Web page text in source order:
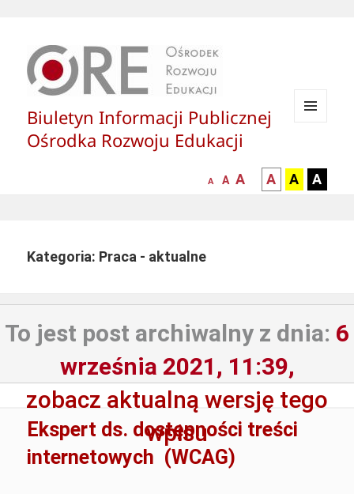
Biuletyn Informacji Publicznej
Ośrodka Rozwoju Edukacji
mniejsza
A
normalna
A
większa-
czcionka
A
kontrast
czarny
A
kontrast
czarny
A
żółty
A
Kategoria: Praca - aktualne
To jest post archiwalny z dnia: 6
września 2021, 11:39,
zobacz aktualną wersję tego
wpisu
Ekspert ds. dostępności treści
internetowych (WCAG)